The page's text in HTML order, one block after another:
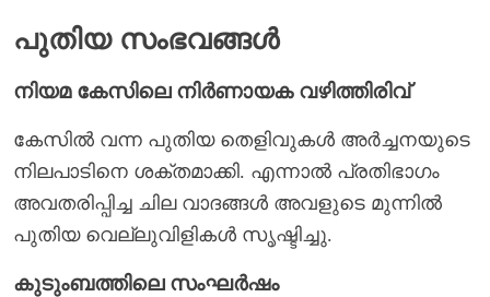
പുതിയ സംഭവങ്ങൾ
നിയമ കേസിലെ നിർണായക വഴിത്തിരിവ്
കേസിൽ വന്ന പുതിയ തെളിവുകൾ അർച്ചനയുടെ
നിലപാടിനെ ശക്തമാക്കി. എന്നാൽ പ്രതിഭാഗം
അവതരിപ്പിച്ച ചില വാദങ്ങൾ അവളുടെ മുന്നിൽ
പുതിയ വെല്ലുവിളികൾ സൃഷ്ടിച്ചു.
കുടുംബത്തിലെ സംഘർഷം